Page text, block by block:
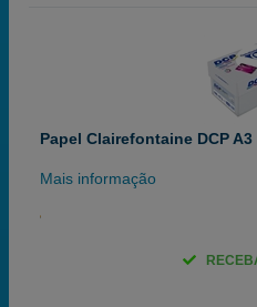
Papel Clairefontaine DCP
Mais informação